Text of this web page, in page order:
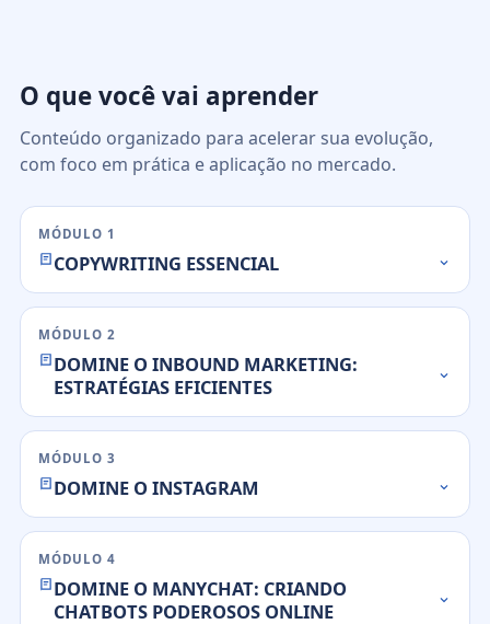
O que você vai aprender
Conteúdo organizado para acelerar sua evolução,
com foco em prática e aplicação no mercado.
MÓDULO 1
COPYWRITING ESSENCIAL
MÓDULO 2
DOMINE O INBOUND MARKETING:
ESTRATÉGIAS EFICIENTES
MÓDULO 3
DOMINE O INSTAGRAM
MÓDULO 4
DOMINE O MANYCHAT: CRIANDO
CHATBOTS PODEROSOS ONLINE